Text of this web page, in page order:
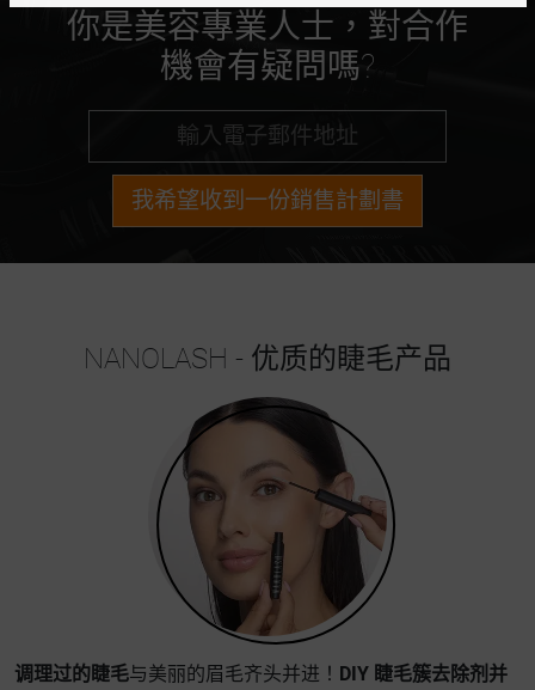
你是美容專業人士，對合作
機會有疑問嗎?
我希望收到一份銷售計劃書
NANOLASH - 优质的睫毛产品
调理过的睫毛与美丽的眉毛齐头并进！ DIY 睫毛簇去除剂并